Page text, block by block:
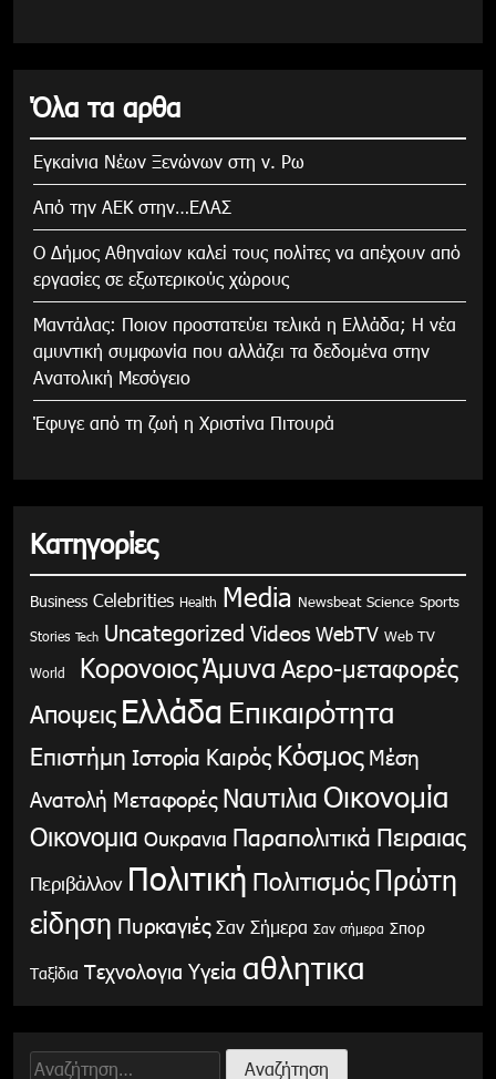
Όλα τα αρθα
Εγκαίνια Νέων Ξενώνων στη ν. Ρω
Από την ΑΕΚ στην…ΕΛΑΣ
Ο Δήμος Αθηναίων καλεί τους πολίτες να απέχουν από
εργασίες σε εξωτερικούς χώρους
Μαντάλας: Ποιον προστατεύει τελικά η Ελλάδα; Η νέα
αμυντική συμφωνία που αλλάζει τα δεδομένα στην
Ανατολική Μεσόγειο
Έφυγε από τη ζωή η Χριστίνα Πιτουρά
Κατηγορίες
Business Celebrities Health Media Newsbeat Science Sports
Stories Tech Uncategorized Videos WebTV Web TV
World ΚορονοιοςΆμυνα Αερο-μεταφορές
Αποψεις Ελλάδα Επικαιρότητα
Επιστήμη Ιστορία Καιρός Κόσμος Μέση
Ανατολή Μεταφορές Ναυτιλια Οικονομία
Οικονομια Ουκρανια Παραπολιτικά Πειραιας
Περιβάλλον Πολιτική Πολιτισμός Πρώτη
είδηση Πυρκαγιές Σαν Σήμερα Σαν σήμερα Σπορ
Ταξίδια Τεχνολογια Υγεία αθλητικα
Αναζήτηση